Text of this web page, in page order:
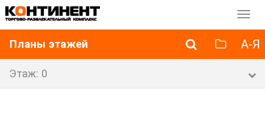
Планы этажей А-Я
Этаж: 0